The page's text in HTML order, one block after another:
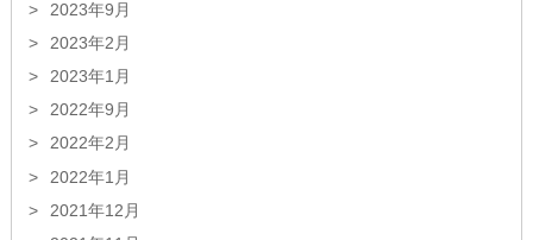
2023年9月
2023年2月
2023年1月
2022年9月
2022年2月
2022年1月
2021年12月